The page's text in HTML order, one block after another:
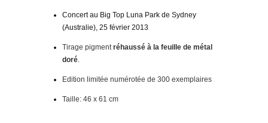
Concert au Big Top Luna Park de Sydney
(Australie), 25 février 2013
Tirage pigmentréhaussé à la feuille de métal
doré.
Edition limitée numérotée de 300 exemplaires
Taille: 46 x 61 cm